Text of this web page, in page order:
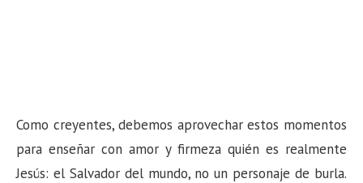
Como creyentes, debemos aprovechar estos momentos
para enseñar con amor y firmeza quién es realmente
Jesús: el Salvador del mundo, no un personaje de burla.